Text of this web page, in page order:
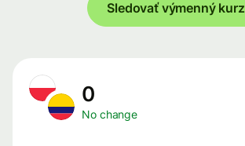
Sledovať výmenný kurz
0
No change